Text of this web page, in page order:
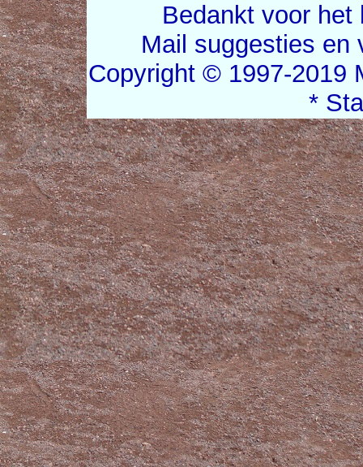
Bedankt voor
Mail suggesties en
Copyright © 1997-2019
*